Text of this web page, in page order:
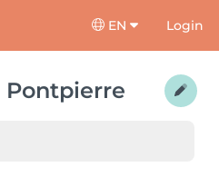
EN Login
Pontpierre